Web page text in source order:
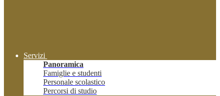
Servizi
Panoramica
Famiglie e studenti
Personale scolastico
Percorsi di studio